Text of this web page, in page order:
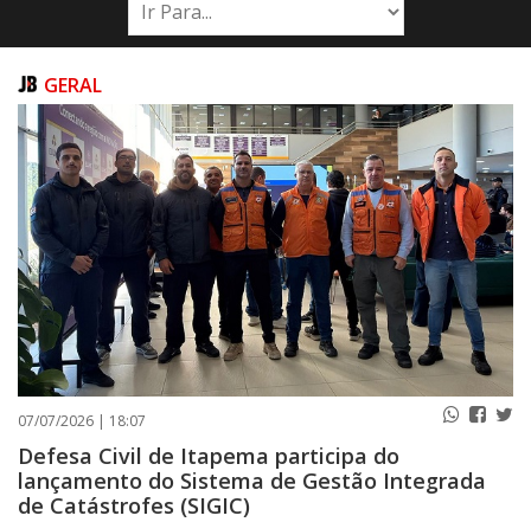
NOTÍCIAS
PUBLICAÇÕES LEGAIS
CONTATO
GERAL
07/07/2026 | 18:07
Defesa Civil de Itapema participa do
lançamento do Sistema de Gestão Integrada
de Catástrofes (SIGIC)